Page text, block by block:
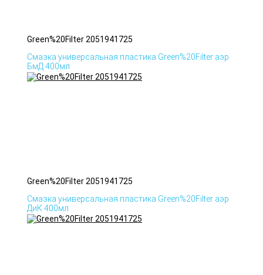
Green%20Filter 2051941725
Смазка универсальная пластика Green%20Filter аэр
БмД 400мл
Green%20Filter 2051941725
Смазка универсальная пластика Green%20Filter аэр
ДиК 400мл